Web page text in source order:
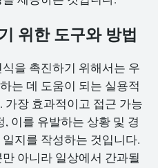
위한 도구와 방법
을 촉진하기 위해서는 우
는 데 도움이 되는 실용적
가장 효과적이고 접근 가능
이를 유발하는 상황 및 경
지를 작성하는 것입니다.
아니라 일상에서 간과될